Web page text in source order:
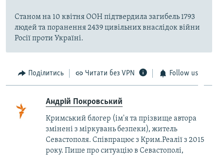
Станом на 10 квітня ООН підтвердила загибель 1793
людей та поранення 2439 цивільних внаслідок війни
Росії проти Україні.
Поділитись Читати без VPN Follow us
Андрій Покровський
Кримський блогер (ім'я та прізвище автора
змінені з міркувань безпеки), житель
Севастополя. Співпрацює з Крим.Реалії з 2015
року. Пише про ситуацію в Севастополі,